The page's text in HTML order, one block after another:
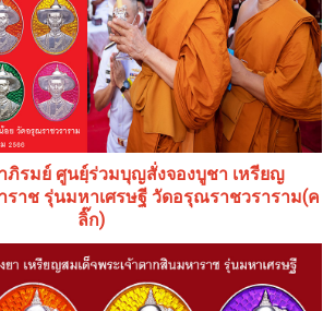
รมย์ ศูนยฺ์ร่วมบุญสั่งจองบูชา เหรียญ
ราช รุ่นมหาเศรษฐี วัดอรุณราชวราราม(ค
ลิ๊ก)